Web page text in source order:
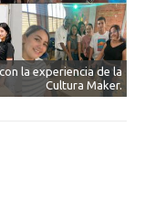
la experiencia de la
Cultura Maker.